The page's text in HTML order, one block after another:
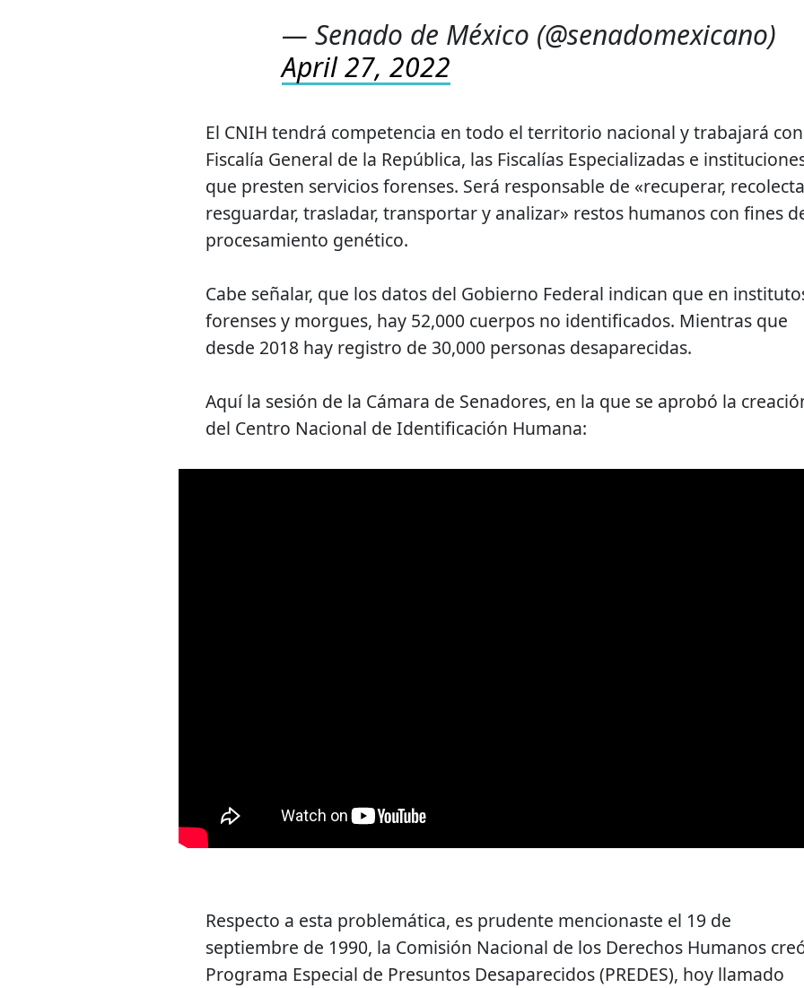
— Senado de México (@senadomexicano)
April 27, 2022
El CNIH tendrá competencia en todo el territorio nacional y trabajará
Fiscalía General de la República, las Fiscalías Especializadas e
que presten servicios forenses. Será responsable de «recuperar,
resguardar, trasladar, transportar y analizar» restos humanos con fines
procesamiento genético.
Cabe señalar, que los datos del Gobierno Federal indican que en
forenses y morgues, hay 52,000 cuerpos no identificados. Mientras que
desde 2018 hay registro de 30,000 personas desaparecidas.
Aquí la sesión de la Cámara de Senadores, en la que se aprobó la
del Centro Nacional de Identificación Humana:
Respecto a esta problemática, es prudente mencionaste el 19 de
septiembre de 1990, la Comisión Nacional de los Derechos Humanos
Programa Especial de Presuntos Desaparecidos (PREDES), hoy llamado